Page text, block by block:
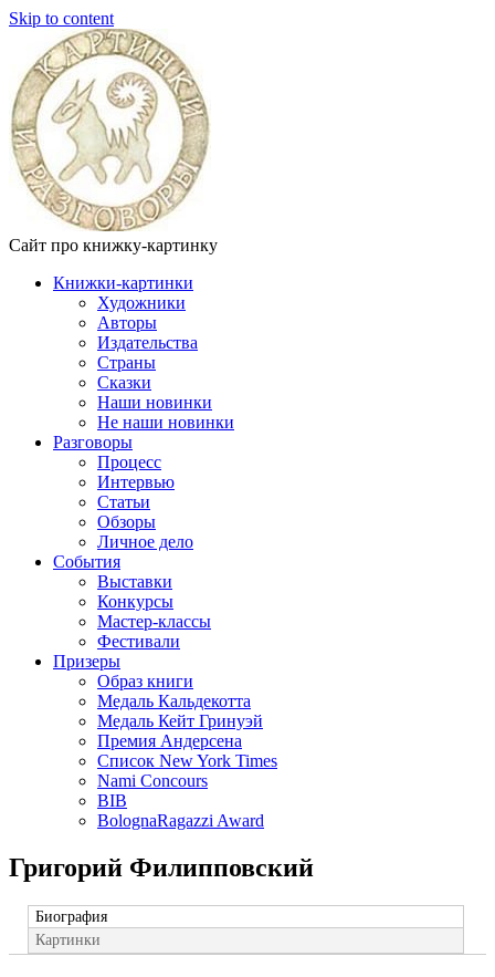
Skip to content
Сайт про книжку-картинку
Книжки-картинки
Художники
Авторы
Издательства
Страны
Сказки
Наши новинки
Не наши новинки
Разговоры
Процесс
Интервью
Статьи
Обзоры
Личное дело
События
Выставки
Конкурсы
Мастер-классы
Фестивали
Призеры
Образ книги
Медаль Кальдекотта
Медаль Кейт Гринуэй
Премия Андерсена
Список New York Times
Nami Concours
BIB
BolognaRagazzi Award
Григорий Филипповский
Биография
Картинки